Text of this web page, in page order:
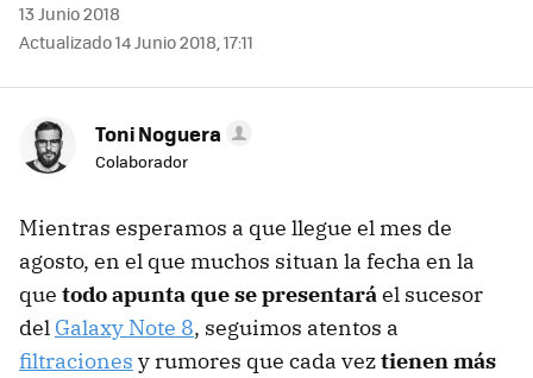
13 Junio 2018
Actualizado 14 Junio 2018, 17:11
Toni Noguera
Colaborador
Mientras esperamos a que llegue el mes de
agosto, en el que muchos situan la fecha en la
que todo apunta que se presentaráel sucesor
del Galaxy Note 8, seguimos atentos a
filtraciones y rumores que cada veztienen más